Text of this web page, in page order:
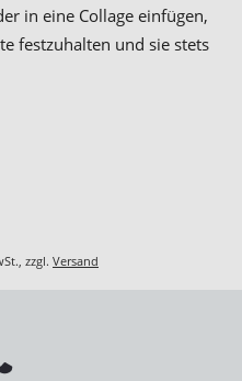
in eine Collage einfügen,
festzuhalten und sie stets
zzgl. Versand